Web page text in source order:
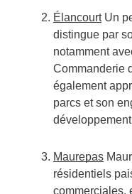
ÉlancourtUn
distingue par
notamment
Commanderie
également
parcs et son
Maurepas
résidentiels
commerciales,